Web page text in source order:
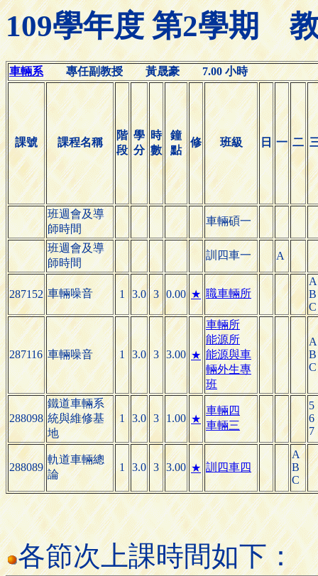
109學年度 第2學期
車輛系專任副教授 黃晟豪 7.00 小時
課號 課程名稱
階
段
學
分
時
數
鐘
點
修 班級 日 一 二
班週會及導
師時間
車輛碩一
班週會及導
師時間
訓四車一 A
287152 車輛噪音 1 3.0 3 0.00 ★ 職車輛所
A
B
C
287116 車輛噪音 1 3.0 3 3.00 ★
車輛所
能源所
能源與車
輛外生專
班
A
B
C
288098
鐵道車輛系
統與維修基
地
1 3.0 3 1.00 ★
車輛四
車輛三
5
6
7
288089
軌道車輛總
論
1 3.0 3 3.00 ★ 訓四車四
A
B
C
各節次上課時間如下：